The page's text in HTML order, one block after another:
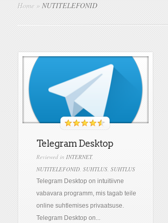
Home » NUTITELEFONID
Telegram Desktop
Reviewed in INTERNET,
NUTITELEFONID, SUHTLUS, SUHTLUS
Telegram Desktop on intuitiivne
vabavara programm, mis tagab teile
online suhtlemises privaatsuse.
Telegram Desktop on...